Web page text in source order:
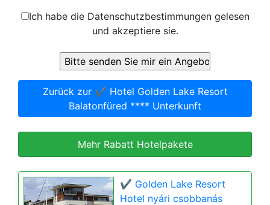
Ich habe die Datenschutzbestimmungen gelesen
und akzeptiere sie.
Zurück zur ✔️ Hotel Golden Lake Resort
Balatonfüred **** Unterkunft
Mehr Rabatt Hotelpakete
✔️ Golden Lake Resort
Hotel nyári csobbanás